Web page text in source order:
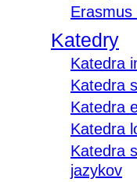
Erasmus
Katedry
Katedra
Katedra
Katedra
Katedra
Katedra
jazykov